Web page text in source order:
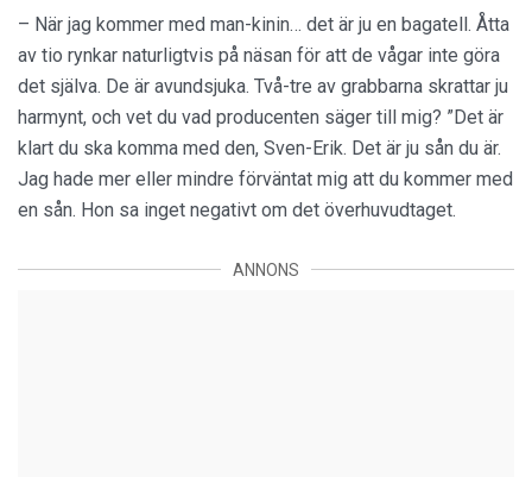
– När jag kommer med man-kinin… det är ju en bagatell. Åtta
av tio rynkar naturligtvis på näsan för att de vågar inte göra
det själva. De är avundsjuka. Två-tre av grabbarna skrattar ju
harmynt, och vet du vad producenten säger till mig? ”Det är
klart du ska komma med den, Sven-Erik. Det är ju sån du är.
Jag hade mer eller mindre förväntat mig att du kommer med
en sån. Hon sa inget negativt om det överhuvudtaget.
ANNONS